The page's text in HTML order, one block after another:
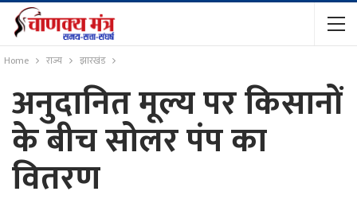
Home राज्य झारखंड
अनुदानित मूल्य पर किसानों
के बीच सोलर पंप का
वितरण